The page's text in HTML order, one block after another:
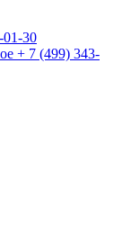
01-30
+ 7 (499) 343-